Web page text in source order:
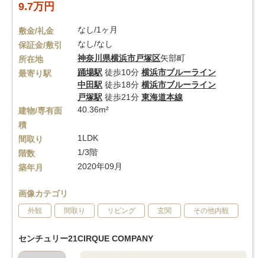
9.7万円
敷金/礼金
なし/1ヶ月
保証金/敷引
なし/なし
所在地
神奈川県横浜市戸塚区矢部町
最寄り駅
踊場駅 徒歩10分 横浜市ブルーライン
中田駅 徒歩18分 横浜市ブルーライン
戸塚駅 徒歩21分 東海道本線
建物/専有面
積
40.36m²
間取り
1LDK
階数
1/3階
築年月
2020年09月
画像カテゴリ
外観 間取り リビング 玄関 その他内観
センチュリー21CIRQUE COMPANY